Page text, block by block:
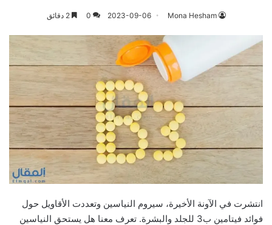
Mona Hesham
2023-09-06
0 2 دقائق
انتشرت في الآونة الأخيرة، سيروم النياسين وتعددت الأقاويل حول
فوائد فيتامين ب3 للجلد والبشرة. تعرف معنا هل يستحق النياسين